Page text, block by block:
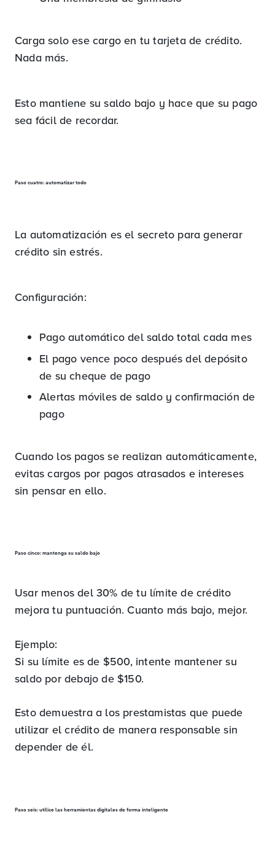
Carga solo ese cargo en tu tarjeta de crédito.
Nada más.
Esto mantiene su saldo bajo y hace que su pago
sea fácil de recordar.
Paso cuatro: automatizar todo
La automatización es el secreto para generar
crédito sin estrés.
Configuración:
Pago automático del saldo total cada mes
El pago vence poco después del depósito
de su cheque de pago
Alertas móviles de saldo y confirmación de
pago
Cuando los pagos se realizan automáticamente,
evitas cargos por pagos atrasados ​​e intereses
sin pensar en ello.
Paso cinco: mantenga su saldo bajo
Usar menos del 30% de tu límite de crédito
mejora tu puntuación. Cuanto más bajo, mejor.
Ejemplo:
Si su límite es de $500, intente mantener su
saldo por debajo de $150.
Esto demuestra a los prestamistas que puede
utilizar el crédito de manera responsable sin
depender de él.
Paso seis: utilice las herramientas digitales de forma inteligente